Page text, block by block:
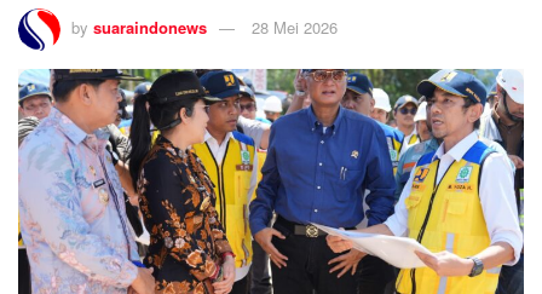
by suaraindonews 28 Mei 2026